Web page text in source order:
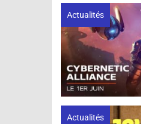
Actualités
Actualités